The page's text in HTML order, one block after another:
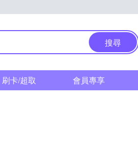
搜尋
刷卡/超取 會員專享